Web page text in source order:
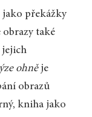
jako překážky
také
jejich
ohněje
obrazů
kniha jako